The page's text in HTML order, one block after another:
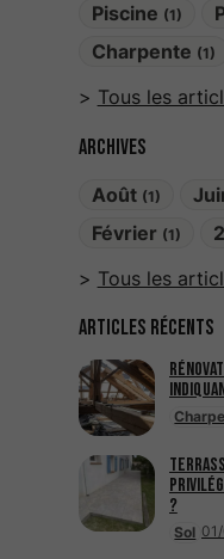
Piscine (1)
Charpente (1)
Tous les
Archives
Août (1)
Février (1)
Tous les
Articles récents
Sol
?